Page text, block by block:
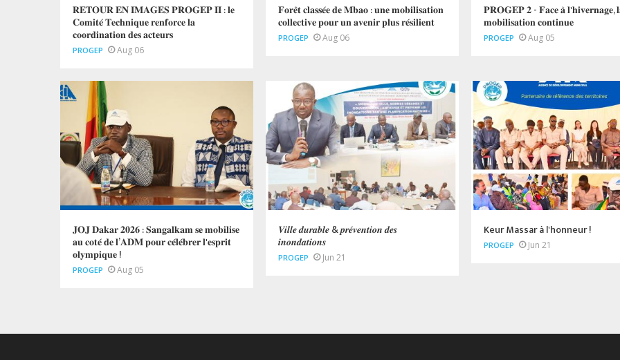
𝐑𝐄𝐓𝐎𝐔𝐑 𝐄𝐍 𝐈𝐌𝐀𝐆𝐄𝐒 𝐏𝐑𝐎𝐆𝐄𝐏 𝐈𝐈 : 𝐥𝐞
𝐂𝐨𝐦𝐢𝐭𝐞́ 𝐓𝐞𝐜𝐡𝐧𝐢𝐪𝐮𝐞 𝐫𝐞𝐧𝐟𝐨𝐫𝐜𝐞 𝐥𝐚
𝐜𝐨𝐨𝐫𝐝𝐢𝐧𝐚𝐭𝐢𝐨𝐧 𝐝𝐞𝐬 𝐚𝐜𝐭𝐞𝐮𝐫𝐬
PROGEP Aug 06
𝐅𝐨𝐫𝐞̂𝐭 𝐜𝐥𝐚𝐬𝐬𝐞́𝐞 𝐝𝐞 𝐌𝐛𝐚𝐨 : 𝐮𝐧𝐞 𝐦𝐨𝐛𝐢𝐥𝐢𝐬𝐚𝐭𝐢𝐨𝐧
𝐜𝐨𝐥𝐥𝐞𝐜𝐭𝐢𝐯𝐞 𝐩𝐨𝐮𝐫 𝐮𝐧 𝐚𝐯𝐞𝐧𝐢𝐫 𝐩𝐥𝐮𝐬 𝐫𝐞́𝐬𝐢𝐥𝐢𝐞𝐧𝐭
PROGEP Aug 06
𝐏𝐑𝐎𝐆𝐄𝐏 𝟐 - 𝐅𝐚𝐜𝐞 𝐚̀ 𝐥'𝐡𝐢𝐯𝐞𝐫𝐧𝐚𝐠𝐞,
𝐦𝐨𝐛𝐢𝐥𝐢𝐬𝐚𝐭𝐢𝐨𝐧 𝐜𝐨𝐧𝐭𝐢𝐧𝐮𝐞
PROGEP Aug 05
𝐉𝐎𝐉 𝐃𝐚𝐤𝐚𝐫 𝟐𝟎𝟐𝟔 : 𝐒𝐚𝐧𝐠𝐚𝐥𝐤𝐚𝐦 𝐬𝐞 𝐦𝐨𝐛𝐢𝐥𝐢𝐬𝐞
𝐚𝐮 𝐜𝐨𝐭𝐞́ 𝐝𝐞 𝐥’𝐀𝐃𝐌 𝐩𝐨𝐮𝐫 𝐜𝐞́𝐥𝐞́𝐛𝐫𝐞𝐫 𝐥'𝐞𝐬𝐩𝐫𝐢𝐭
𝐨𝐥𝐲𝐦𝐩𝐢𝐪𝐮𝐞 !
PROGEP Aug 05
𝑽𝒊𝒍𝒍𝒆 𝒅𝒖𝒓𝒂𝒃𝒍𝒆 & 𝒑𝒓𝒆́𝒗𝒆𝒏𝒕𝒊𝒐𝒏 𝒅𝒆𝒔
𝒊𝒏𝒐𝒏𝒅𝒂𝒕𝒊𝒐𝒏𝒔
PROGEP Jun 21
Keur Massar à l'honneur !
PROGEP Jun 21